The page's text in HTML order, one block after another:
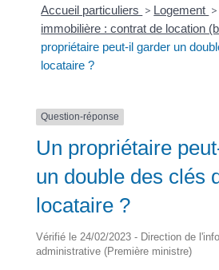
Accueil particuliers > Logement >
immobilière : contrat de location
propriétaire peut-il garder un
locataire ?
Question-réponse
Un propriétaire
un double des clés
locataire ?
Vérifié le 24/02/2023 - Direction de
administrative (Première ministre)